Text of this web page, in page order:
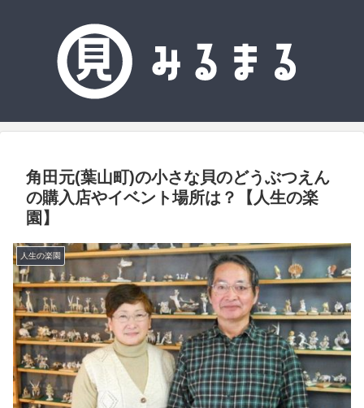
角田元(葉山町)の小さな貝のどうぶつえん
の購入店やイベント場所は？【人生の楽
園】
人生の楽園